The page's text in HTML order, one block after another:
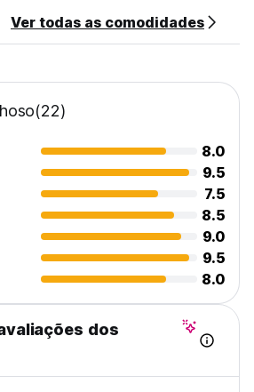
Ver todas as comodidades
(22)
8.0
9.5
7.5
8.5
9.0
9.5
8.0
dos